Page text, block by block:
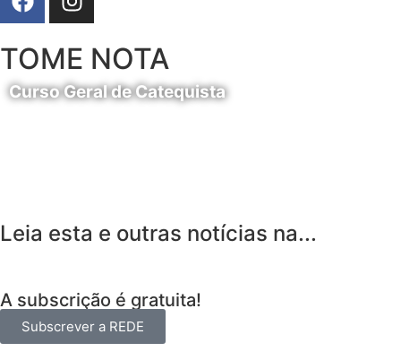
TOME NOTA
Curso Geral de Catequista
Leia esta e outras notícias na...
A subscrição é gratuita!
Subscrever a REDE